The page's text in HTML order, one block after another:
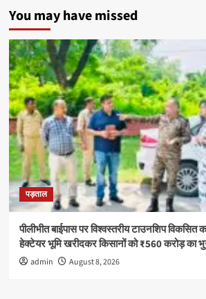
ली
से
दूर
रहने
की
शपथ
You may have missed
पड़ताल
पीलीभीत बाईपास पर विश्वस्तरीय टाउनशिप विकसित
हेक्टेयर भूमि खरीदकर किसानों को ₹560 करोड़ का
admin August 8, 2026